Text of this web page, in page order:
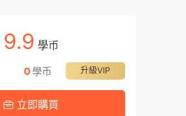
9.9 學币
升級VIP
0學币
立即購買